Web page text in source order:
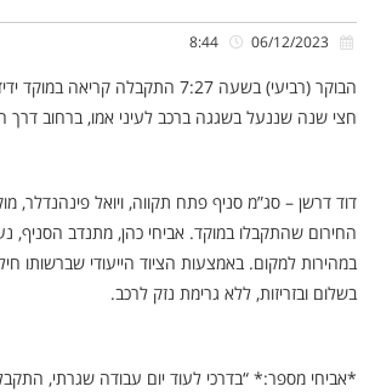
הבוקר (רביעי) בשעה 7:27 התקבלה קריאה
חצי שנה שננעל בשגגה ברכב לעיני אמו, ברחוב דרך
דוד דרשן – סג”מ סניף פתח תקווה, ויואל פינהנדלר,
החירום שהתקבלו במוקד. אביחי כהן, מתנדב הסניף,
במהירות למקום. באמצעות הציוד הייעודי שברשותו
בשלום ובזריזות, ללא גרימת נזק לרכב.
*אביחי מספר:* “בדרכי לעוד יום עבודה שגרתי,